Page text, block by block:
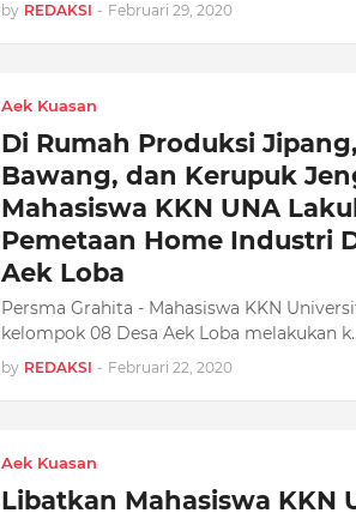
by REDAKSI - Februari 29, 2020
Aek Kuasan
Di Rumah Produksi
Bawang, dan Kerupuk
Mahasiswa KKN UNA
Pemetaan Home Industri
Aek Loba
Persma Grahita - Mahasiswa KKN
kelompok 08 Desa Aek Loba melakukan
by REDAKSI - Februari 22, 2020
Aek Kuasan
Libatkan Mahasiswa KKN